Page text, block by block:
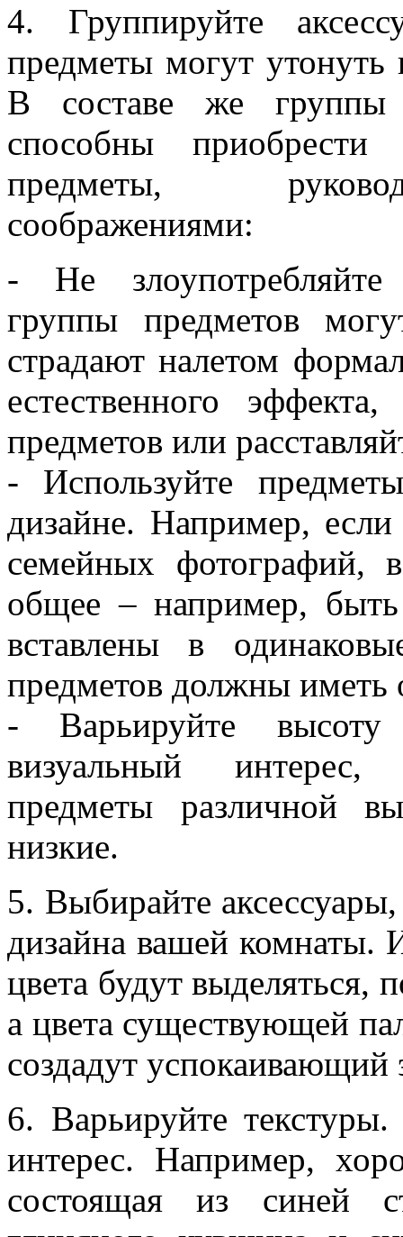
4. Группируйте
предметы могут
В составе же группы
способны приобрести
предметы,
соображениями:
- Не
группы предметов
страдают налетом
естественного
предметов или
- Используйте
дизайне. Например,
семейных фотографий,
общее – например,
вставлены в
предметов должны иметь
- Варьируйте высоту
визуальный интерес,
предметы различной
низкие.
5. Выбирайте
дизайна вашей комнаты.
цвета будут выделяться,
а цвета существующей
создадут успокаивающий
6. Варьируйте
интерес. Например,
состоящая из синей